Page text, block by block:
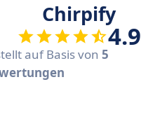
Chirpify
4.9
auf Basis von 5